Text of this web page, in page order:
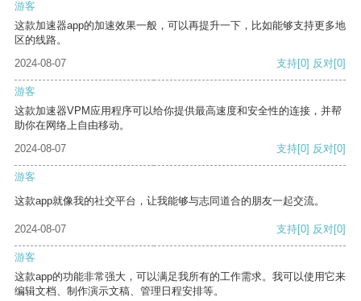
游客
这款加速器app的加速效果一般，可以再提升一下，比如能够支持更多地
区的线路。
2024-08-07
支持[0] 反对[0]
游客
这款加速器VPM应用程序可以给你提供最高速度和安全性的连接，并帮
助你在网络上自由移动。
2024-08-07
支持[0] 反对[0]
游客
这款app就像我的社交平台，让我能够与志同道合的朋友一起交流。
2024-08-07 支持[0] 反对[0]
游客
这款app的功能非常强大，可以满足我所有的工作需求。我可以使用它来
编辑文档、制作演示文稿、管理日程安排等。